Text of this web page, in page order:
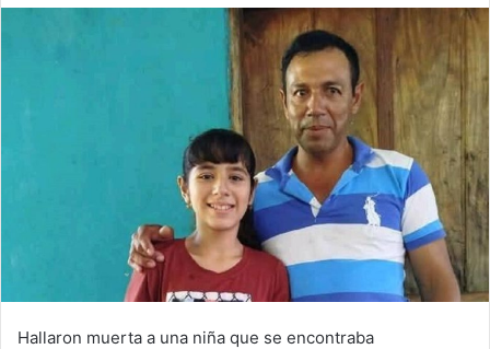
Hallaron muerta a una niña que se encontraba